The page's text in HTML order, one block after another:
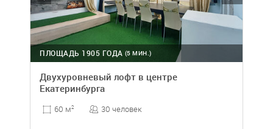
(5 МИН.)
ПЛОЩАДЬ 1905 ГОДА
Двухуровневый лофт в центре
Екатеринбурга
60 м2 30 человек